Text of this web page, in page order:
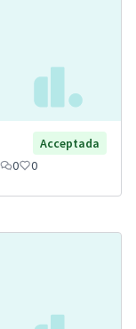
Acceptada
0 0